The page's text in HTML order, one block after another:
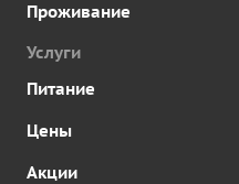
Проживание
Услуги
Питание
Цены
Акции